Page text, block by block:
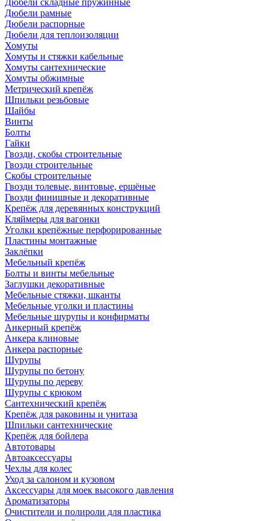
Дюбели складные пружинные
Дюбели рамные
Дюбели распорные
Дюбели для теплоизоляции
Хомуты
Хомуты и стяжки кабельные
Хомуты сантехнические
Хомуты обжимные
Метрический крепёж
Шпильки резьбовые
Шайбы
Винты
Болты
Гайки
Гвозди, скобы строительные
Гвозди строительные
Скобы строительные
Гвозди толевые, винтовые, ершёные
Гвозди финишные и декоративные
Крепёж для деревянных конструкций
Кляймеры для вагонки
Уголки крепёжные перфорированные
Пластины монтажные
Заклёпки
Мебельный крепёж
Болты и винты мебельные
Заглушки декоративные
Мебельные стяжки, шканты
Мебельные уголки и пластины
Мебельные шурупы и конфирматы
Анкерный крепёж
Анкера клиновые
Анкера распорные
Шурупы
Шурупы по бетону
Шурупы по дереву
Шурупы с крюком
Сантехнический крепёж
Крепёж для раковины и унитаза
Шпильки сантехнические
Крепёж для бойлера
Автотовары
Автоаксессуары
Чехлы для колес
Уход за салоном и кузовом
Аксессуары для моек высокого давления
Ароматизаторы
Очистители и полироли для пластика